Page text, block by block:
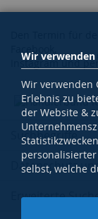
Facebook,
Instagram und
Suchbegriffe
Datenschutz
Erweiterte
Wir verwenden
Wir verwenden
Erlebnis zu
der Website &
selbst, welche